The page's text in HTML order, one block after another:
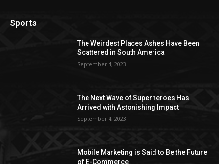
Sports
The Weirdest Places Ashes Have Been
Scattered in South America
September 4, 2023
The Next Wave of Superheroes Has
Arrived with Astonishing Impact
September 4, 2023
Mobile Marketing is Said to Be the Future
of E-Commerce